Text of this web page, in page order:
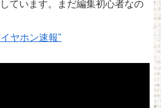
ています。まだ編集初心者なの
ヤホン速報"